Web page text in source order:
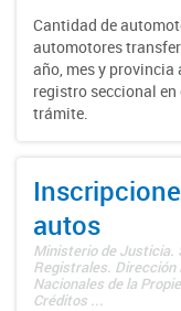
Cantidad de
automotores
año, mes y provincia
registro seccional
trámite.
autos
Ministerio de Justicia.
Registrales. Dirección
Nacionales de la
Créditos ...